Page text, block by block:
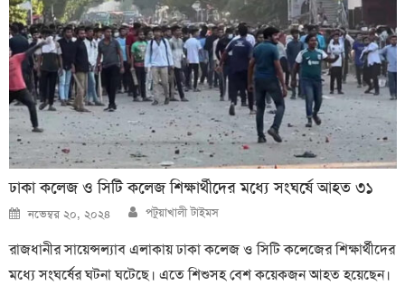
ঢাকা কলেজ ও সিটি কলেজ শিক্ষার্থীদের মধ্যে সংঘর্ষে আহত ৩১
Posted
on
নভেম্বর ২০, ২০২৪ Author
পটুয়াখালী টাইমস
রাজধানীর সায়েন্সল্যাব এলাকায় ঢাকা কলেজ ও সিটি কলেজের শিক্ষার্থীদের
মধ্যে সংঘর্ষের ঘটনা ঘটেছে। এতে শিশুসহ বেশ কয়েকজন আহত হয়েছেন।